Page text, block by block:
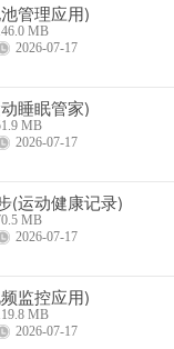
管理应用)
MB
2026-07-17
睡眠管家)
MB
2026-07-17
(运动健康记录)
MB
2026-07-17
监控应用)
MB
2026-07-17